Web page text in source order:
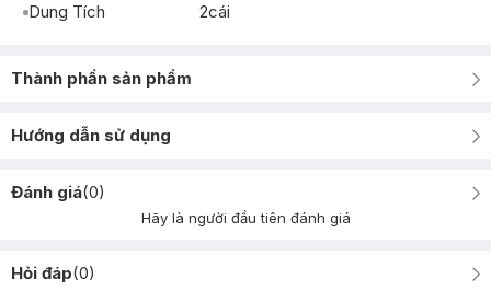
Dung Tích
2cái
Thành phần sản phẩm
Hướng dẫn sử dụng
Đánh giá(0)
Hãy là người đầu tiên đánh giá
Hỏi đáp(0)